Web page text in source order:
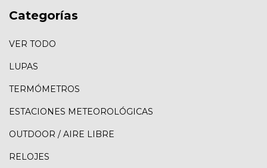
Categorías
VER TODO
LUPAS
TERMÓMETROS
ESTACIONES METEOROLÓGICAS
OUTDOOR / AIRE LIBRE
RELOJES